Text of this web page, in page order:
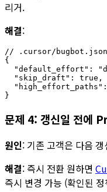
리거.
해결:
// .cursor/bugbot.json
{
"default_effort":
  "skip_draft": true,
문제 4: 갱신일 전에
원인: 기존 고객은 다음
해결: 즉시 전환 원하면
즉시 변경 가능 (확인된